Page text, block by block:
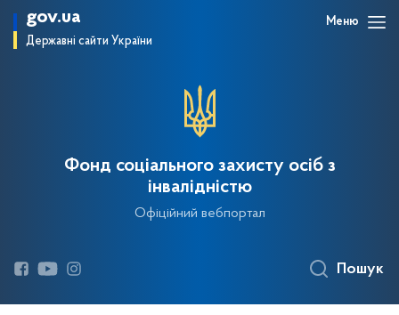
gov.ua
Державні сайти України
Меню
Фонд соціального захисту осіб з
інвалідністю
Офіційний вебпортал
Пошук